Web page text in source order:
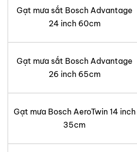
Gạt mưa sắt Bosch Advantage
24 inch 60cm
Gạt mưa sắt Bosch Advantage
26 inch 65cm
Gạt mưa Bosch AeroTwin 14 inch
35cm